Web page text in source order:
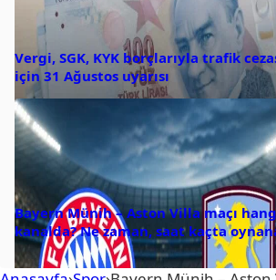
Vergi, SGK, KYK borçlarıyla trafik
için 31 Ağustos uyarısı
Bayern Münih – Aston Villa maçı
kanalda? Ne zaman, saat kaçta